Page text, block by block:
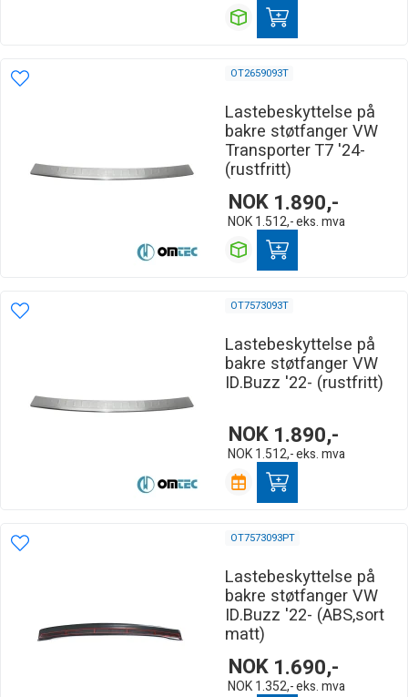
OT2659093T
Lastebeskyttelse på
bakre støtfanger VW
Transporter T7 '24-
(rustfritt)
NOK 1.890,-
NOK 1.512,-eks. mva
OT7573093T
Lastebeskyttelse på
bakre støtfanger VW
ID.Buzz '22- (rustfritt)
NOK 1.890,-
NOK 1.512,-eks. mva
OT7573093PT
Lastebeskyttelse på
bakre støtfanger VW
ID.Buzz '22- (ABS,sort
matt)
NOK 1.690,-
NOK 1.352,-eks. mva